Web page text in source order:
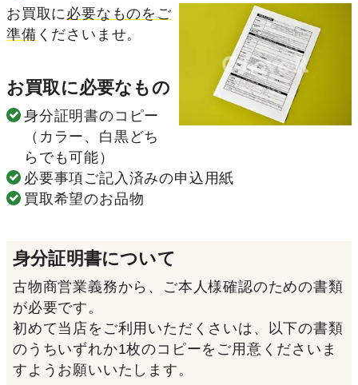
願いいたします。
お買取に 必要なものをご
準備 くださいませ。
お買取に必要なもの
身分証明書のコピー
（カラー、白黒どち
らでも可能）
必要事項ご記入済みの申込用紙
買取希望のお品物
身分証明書について
古物商営業義務から、ご本人様確認のための書類
が必要です。
初めて当店をご利用いただくさいは、以下の書類
のうちいずれか1枚のコピーをご用意くださいま
すようお願いいたします。